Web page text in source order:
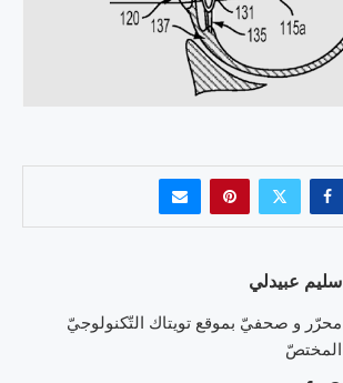
سليم عبيدلي
محرّر و صحفيّ بموقع تويتاك التّكنولوجيّ
المختصّ